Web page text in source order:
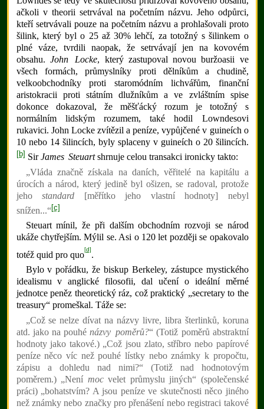
ačkoli v theorii setrvával na početním názvu. Jeho odpůrci,
kteří setrvávali pouze na početním názvu a prohlašovali proto
šilink, který byl o 25 až 30% lehčí, za totožný s šilinkem o
plné váze, tvrdili naopak, že setrvávají jen na kovovém
obsahu. John Locke, který zastupoval novou buržoasii ve
všech formách, průmyslníky proti dělníkům a chudině,
velkoobchodníky proti staromódním lichvářům, finanční
aristokracii proti státním dlužníkům a ve zvláštním spise
dokonce dokazoval, že měšťácký rozum je totožný s
normálním lidským rozumem, také hodil Lowndesovi
rukavici. John Locke zvítězil a peníze, vypůjčené v guineích o
10 nebo 14 šilincích, byly splaceny v guineích o 20 šilincích.
[b] SirJames Steuartshrnuje celou transakci ironicky takto:
„Vláda značně získala na daních, věřitelé na kapitálu a
úrocích a národ, který jedině byl ošizen, se radoval, protože
jehostandard [měřítko jeho vlastní hodnoty] nebyl
snížen...“[c]
Steuart mínil, že při dalším obchodním rozvoji se národ
ukáže chytřejším. Mýlil se. Asi o 120 let později se opakovalo
totéž quid pro quo
[d]
.
Bylo v pořádku, že biskup Berkeley, zástupce mystického
idealismu v anglické filosofii, dal učení o ideální měrné
jednotce peněz theoretický ráz, což praktický „secretary to the
treasury“ promeškal. Táže se:
„Což se nelze dívat na názvy livre, libra šterlinků, koruna
atd. jako na pouhé názvy poměrů?“ (Totiž poměrů abstraktní
hodnoty jako takové.) „Což jsou zlato, stříbro nebo papírové
peníze něco víc než pouhé lístky nebo známky k propočtu,
zápisu a dohledu nad nimi?“ (Totiž nad hodnotovým
poměrem.) „Není mocvelet průmyslu jiných“ (společenské
práci) „bohatstvím? A jsou peníze ve skutečnosti něco jiného
než známky nebo značky pro přenášení nebo registraci takové